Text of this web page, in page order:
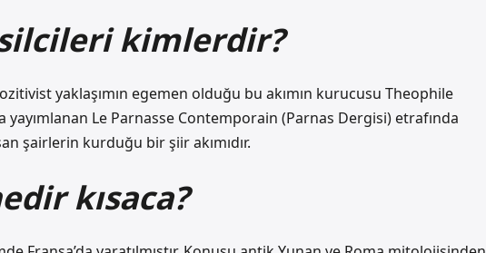
kimlerdir?
yaklaşımın egemen olduğu bu akımın kurucusu Theophile
yayımlanan Le Parnasse Contemporain (Parnas Dergisi) etrafında
şairlerin kurduğu bir şiir akımıdır.
kısaca?